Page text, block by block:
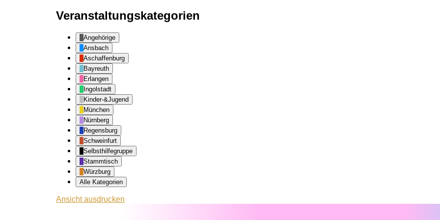
Veranstaltungskategorien
Angehörige
Ansbach
Aschaffenburg
Bayreuth
Erlangen
Ingolstadt
Kinder-&Jugend
München
Nürnberg
Regensburg
Schweinfurt
Selbsthilfegruppe
Stammtisch
Würzburg
Alle Kategorien
Ansichtausdrucken